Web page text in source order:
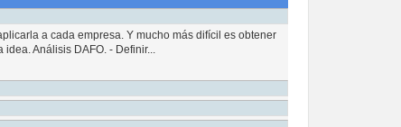
a cada empresa. Y mucho más difícil es obtener
Análisis DAFO. - Definir...
lo hemos intentado. ¿No hapensado en ningún
Pensamos que...